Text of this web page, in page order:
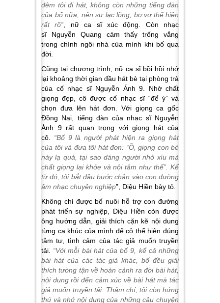
đêm tôi đi hát, không còn những tiếng đàn
của bố nữa, nên sự lạc lõng, bơ vơ thể hiện
rất rõ”, nữ ca sĩ xúc động. Còn nhạc
sĩ Nguyễn Quang cảm thấy trống vắng
trong chính ngôi nhà của mình khi bố qua
đời.
Cũng tại chương trình, nữ ca sĩ bồi hồi nhớ
lại khoảng thời gian đầu hát bè tại phòng trà
của cố nhạc sĩ Nguyễn Ánh 9. Nhờ chất
giọng đẹp, cô được cố nhạc sĩ “để ý” và
chọn đưa lên hát đơn. Với giọng ca gốc
Đồng Nai, tiếng đàn của nhạc sĩ Nguyễn
Ánh 9 rất quan trọng với giọng hát của
cô. “Bố 9là người phát hiện ra giọng hát
của tôi và đưa tôi hát đơn: “Ồ, giọng con bé
này lạ quá, tại sao dáng người nhỏ xíu mà
chất giọng lại khỏe và nội tâm như thế”. Kể
từ đó, tôi bắt đầu bước chân vào con đường
âm nhạc chuyên nghiệp”, Diệu Hiền bày tỏ.
Không chỉ được bố nuôi hỗ trợ con đường
phát triển sự nghiệp, Diệu Hiền còn được
ông hướng dẫn, giải thích cặn kẽ nội dung
từng ca khúc của mình để cô thể hiện đúng
tâm tư, tình cảm của tác giả muốn truyền
tải. “Với mỗi bài hát của bố9, kể cả những
bài hát của các tác giả khác, bố đều giải
thích tường tận về hoàn cảnh ra đời bài hát,
nội dung rồi đến cảm xúc về bài hát mà tác
giả muốn truyền tải. Thậm chí, tôi còn hứng
thú và nhớ nội dung của những câu chuyện